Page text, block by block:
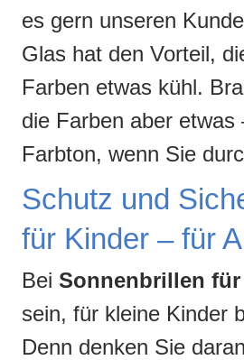
es gern unseren
Glas hat den Vorteil,
Farben etwas kühl.
die Farben aber
Farbton, wenn Sie
Schutz und
für Kinder – für
Bei Sonnenbrillen
sein, für kleine Kinder
Denn denken Sie